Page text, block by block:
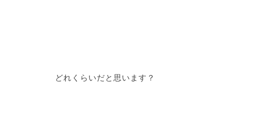
どれくらいだと思います？